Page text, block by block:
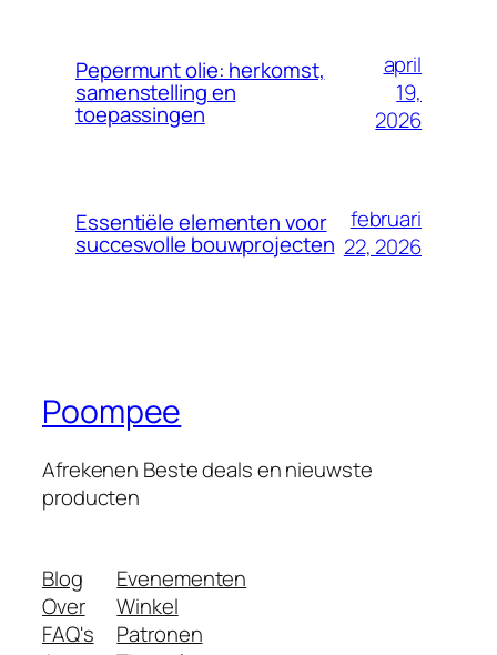
Pepermunt olie: herkomst,
samenstelling en
toepassingen
april
19,
2026
Essentiële elementen voor
succesvolle bouwprojecten
februari
22, 2026
Poompee
Afrekenen Beste deals en nieuwste
producten
Blog
Over
FAQ's
Evenementen
Winkel
Patronen